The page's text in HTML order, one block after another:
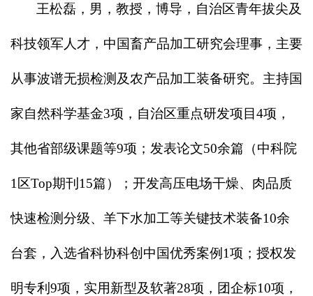
王松磊，男，教授，博导，自治区青年拔尖及
科技领军人才，中国畜产品加工研究会理事，主要
从事波谱无损检测及农产品加工装备研究。主持国
家自然科学基金3项，自治区重点研发项目4项，
其他省部级课题等9项；发表论文50余篇（中科院
1区Top期刊15篇）；开发高压电场干燥、肉品质
快速检测分级、羊下水加工等关键技术装备10余
台套，入选省科协科创中国优秀案例1项；授权发
明专利9项，实用新型及软著28项，团企标10项，